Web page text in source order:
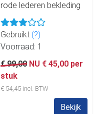
rode lederen bekleding
Gebruikt (?)
Voorraad: 1
€ 99,00 NU € 45,00 per
stuk
€ 54,45 incl. BTW
Bekijk